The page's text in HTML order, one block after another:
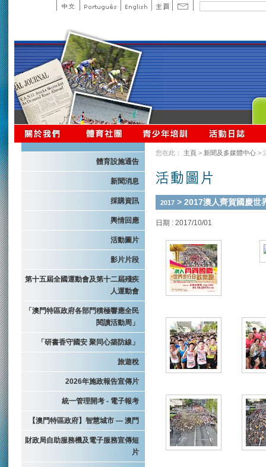
體育設施通告
新聞消息
採購資訊
輿情回應
活動圖片
影片片段
第十五屆全國運動會及第十二屆殘疾
人運動會
「澳門特區政府各部門積極響應全民
閱讀活動周」
「研書香守國安 聚同心築防線」
旅遊稅
2026年施政報告宣傳片
統一管理開考 - 電子報考
【澳門特區政府】智慧城市 — 澳門
財政局自助服務機及電子服務宣傳短
片
您在此： 主頁 > 新聞及多媒體中心 >
2017 > 2017澳人齊賀國慶世
日期 : 2017/10/01